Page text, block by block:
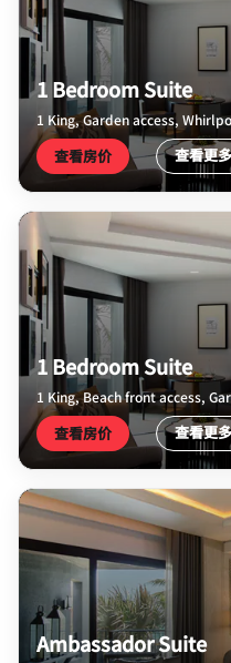
1 Bedroom Suite
1 King, Garden access,
查看房价 查看更多
1 Bedroom Suite
1 King, Beach front access,
查看房价 查看更多
Ambassador Suite